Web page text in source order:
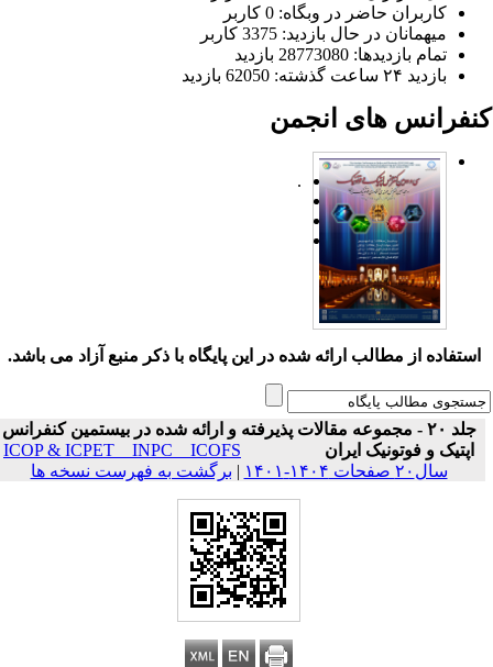
کاربران حاضر در وبگاه: 0 کاربر
میهمانان در حال بازدید: 3375 کاربر
تمام بازدید‌ها: 28773080 بازدید
بازدید ۲۴ ساعت گذشته: 62050 بازدید
های انجمن
.
استفاده از مطالب ارائه شده در این پایگاه با ذکر منبع آزاد می باشد.
جلد ۲۰ - مجموعه مقالات پذیرفته و ارائه شده در بیستمین کنفرانس
اپتیک و فوتونیک ایران
ICOP & ICPET _ INPC _ ICOFS
سال۲۰ صفحات ۱۴۰۴-۱۴۰۱
| برگشت به فهرست نسخه ها